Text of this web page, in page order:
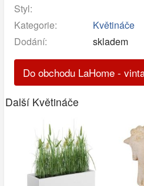
Styl:
Kategorie:
Květináče
Dodání:
skladem
Do obchodu LaHome -
Další Květináče